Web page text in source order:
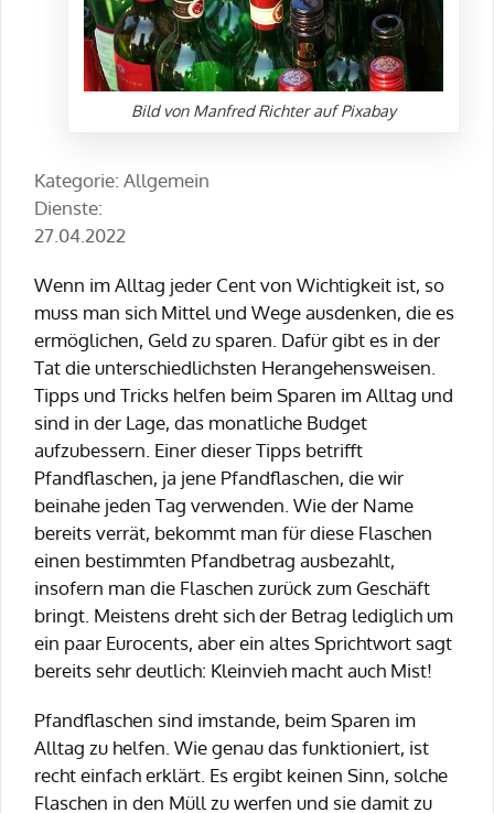
Bild von Manfred Richter auf Pixabay
Kategorie: Allgemein
Dienste:
27.04.2022
Wenn im Alltag jeder Cent von Wichtigkeit ist, so
muss man sich Mittel und Wege ausdenken, die es
ermöglichen, Geld zu sparen. Dafür gibt es in der
Tat die unterschiedlichsten Herangehensweisen.
Tipps und Tricks helfen beim Sparen im Alltag und
sind in der Lage, das monatliche Budget
aufzubessern. Einer dieser Tipps betrifft
Pfandflaschen, ja jene Pfandflaschen, die wir
beinahe jeden Tag verwenden. Wie der Name
bereits verrät, bekommt man für diese Flaschen
einen bestimmten Pfandbetrag ausbezahlt,
insofern man die Flaschen zurück zum Geschäft
bringt. Meistens dreht sich der Betrag lediglich um
ein paar Eurocents, aber ein altes Sprichtwort sagt
bereits sehr deutlich: Kleinvieh macht auch Mist!
Pfandflaschen sind imstande, beim Sparen im
Alltag zu helfen. Wie genau das funktioniert, ist
recht einfach erklärt. Es ergibt keinen Sinn, solche
Flaschen in den Müll zu werfen und sie damit zu